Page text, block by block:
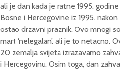
ali je dan kada je ratne 1995.
Bosne i Hercegovine iz 1995.
ostao drzavni praznik. Ovo mnogi
mart ‘nelegalan’, ali je to netacno.
20 zemalja svijeta izrazavamo
i Hercegovinu. Osim toga, dan